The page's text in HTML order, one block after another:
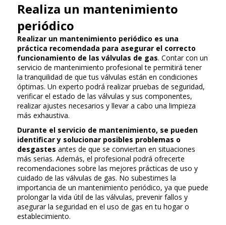
Realiza un mantenimiento
periódico
Realizar un mantenimiento periódico es una
práctica recomendada para asegurar el correcto
funcionamiento de las válvulas de gas. Contar con un
servicio de mantenimiento profesional te permitirá tener
la tranquilidad de que tus válvulas están en condiciones
óptimas. Un experto podrá realizar pruebas de seguridad,
verificar el estado de las válvulas y sus componentes,
realizar ajustes necesarios y llevar a cabo una limpieza
más exhaustiva.
Durante el servicio de mantenimiento, se pueden
identificar y solucionar posibles problemas o
desgastes antes de que se conviertan en situaciones
más serias. Además, el profesional podrá ofrecerte
recomendaciones sobre las mejores prácticas de uso y
cuidado de las válvulas de gas. No subestimes la
importancia de un mantenimiento periódico, ya que puede
prolongar la vida útil de las válvulas, prevenir fallos y
asegurar la seguridad en el uso de gas en tu hogar o
establecimiento.